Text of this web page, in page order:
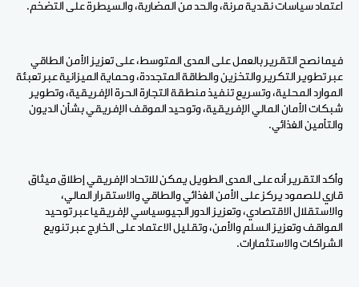
اعتماد سياسات نقدية مرنة، والحد من المضاربة، والسيطرة على التضخم.
فيما نصح التقرير بالعمل على المدى المتوسط، على تعزيز الأمن الطاقي
عبر تطوير التكرير والتخزين والطاقة المتجددة، وحماية الميزانية عبر تعبئة
الموارد المحلية، وتسريع تنفيذ منطقة التجارة الحرة الإفريقية، وتطوير
شبكات الأمان المالي الإفريقية، وتوحيد الموقف الإفريقي بشأن الديون
والتأمين الغذائي.
وأكد التقرير أنه على المدى الطويل يمكن للاتحاد الإفريقي إطلاق ميثاق
قاري للصمود يركز على الأمن الغذائي والطاقي والاستقرار المالي،
والاستقلال الاقتصادي، وتعزيز الدور الجيوسياسي لإفريقيا عبر توحيد
المواقف وتعزيز السلم والأمن، وتقليل الاعتماد على الخارج عبر تنويع
الشراكات والاستثمارات.